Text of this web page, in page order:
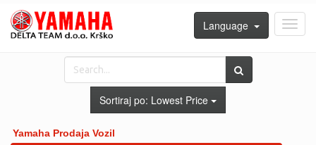
Language
Sortiraj po: Lowest Price
Yamaha Prodaja Vozil